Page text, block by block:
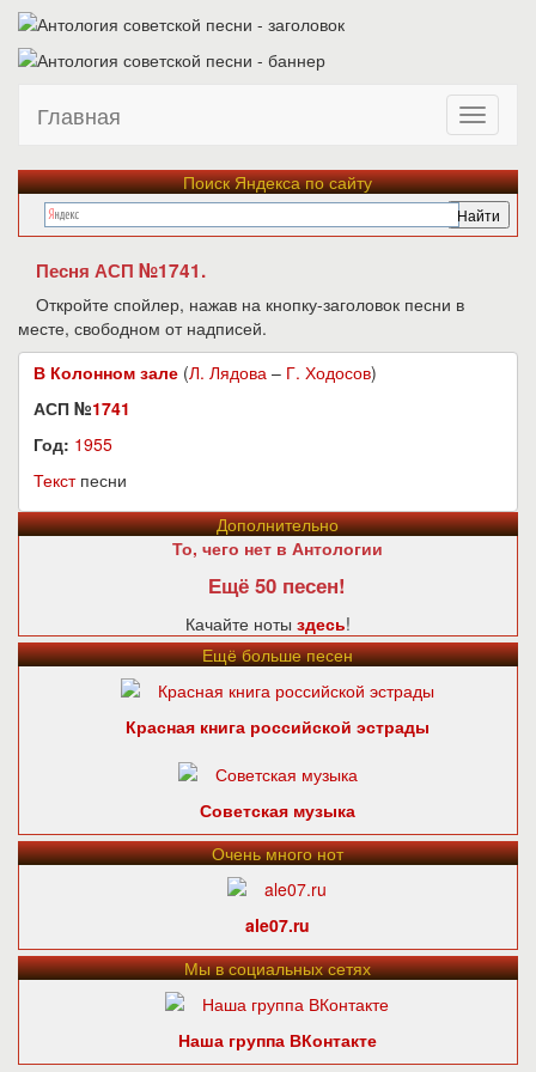
Главная
Поиск Яндекса по сайту
Песня АСП №1741.
Откройте спойлер, нажав на кнопку-заголовок песни в
месте, свободном от надписей.
В Колонном зале (Л. Лядова – Г. Ходосов)
АСП №1741
Год: 1955
Текстпесни
Дополнительно
То, чего нет в Антологии
Ещё 50 песен!
Качайте ноты здесь!
Ещё больше песен
Красная книга российской эстрады
Советская музыка
Очень много нот
ale07.ru
Мы в социальных сетях
Наша группа ВКонтакте